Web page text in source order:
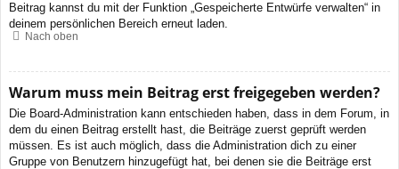
Beitrag kannst du mit der Funktion „Gespeicherte Entwürfe verwalten“ in
deinem persönlichen Bereich erneut laden.
Nach oben
Warum muss mein Beitrag erst freigegeben werden?
Die Board-Administration kann entschieden haben, dass in dem Forum, in
dem du einen Beitrag erstellt hast, die Beiträge zuerst geprüft werden
müssen. Es ist auch möglich, dass die Administration dich zu einer
Gruppe von Benutzern hinzugefügt hat, bei denen sie die Beiträge erst